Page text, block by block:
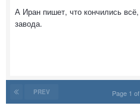
А Иран пишет, что кончились
завода.
PREV Page 1